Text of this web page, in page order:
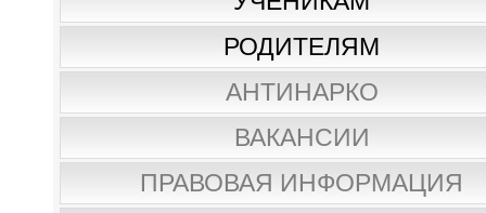
РОДИТЕЛЯМ
АНТИНАРКО
ВАКАНСИИ
ПРАВОВАЯ ИНФОРМАЦИЯ